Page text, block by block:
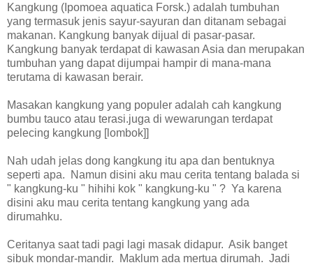
Kangkung (Ipomoea aquatica Forsk.) adalah tumbuhan
yang termasuk jenis sayur-sayuran dan ditanam sebagai
makanan. Kangkung banyak dijual di pasar-pasar.
Kangkung banyak terdapat di kawasan Asia dan merupakan
tumbuhan yang dapat dijumpai hampir di mana-mana
terutama di kawasan berair.
Masakan kangkung yang populer adalah cah kangkung
bumbu tauco atau terasi.juga di wewarungan terdapat
pelecing kangkung [lombok]]
Nah udah jelas dong kangkung itu apa dan bentuknya
seperti apa. Namun disini aku mau cerita tentang balada si
" kangkung-ku " hihihi kok " kangkung-ku " ? Ya karena
disini aku mau cerita tentang kangkung yang ada
dirumahku.
Ceritanya saat tadi pagi lagi masak didapur. Asik banget
sibuk mondar-mandir. Maklum ada mertua dirumah. Jadi